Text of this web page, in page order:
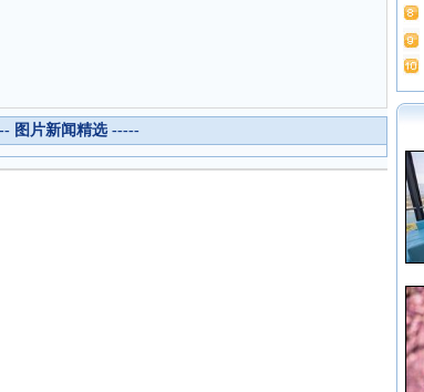
图片新闻精选 -----